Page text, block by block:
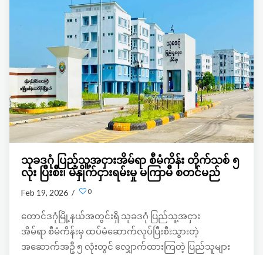
သုခဒဂုံ ပြည့်သူ့အငှားအိမ်ရာ စီမံကိန်း တိုက်သစ် ၅
လုံး ပြီးစီး၊ မဲနှိုက်ငှားရမ်းမှု မကြာမီ စတင်မည်
Feb 19, 2026 / 0
တောင်ဒဂုံမြို့နယ်အတွင်းရှိ သုခဒဂုံ ပြည်သူ့အငှား
အိမ်ရာ စီမံကိန်းမှ ထပ်မံဆောက်လုပ်ပြီးစီးသွားတဲ့
အဆောက်အဦ ၅ လုံးတွင် လျှောက်ထားကြတဲ့ ပြည်သူများ